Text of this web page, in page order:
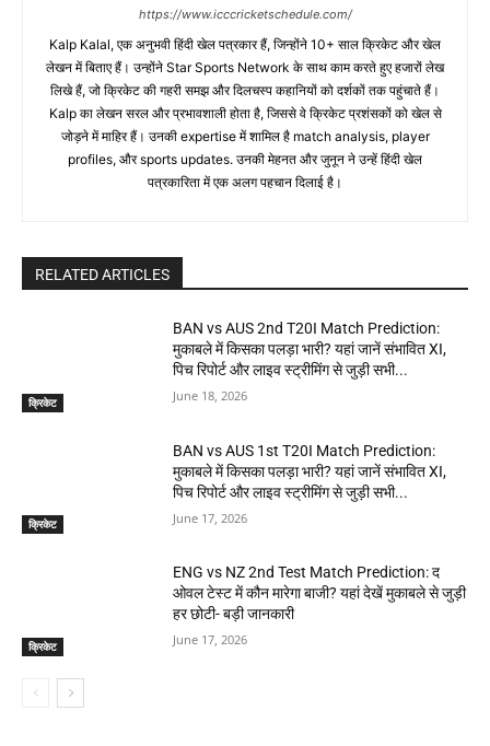
https://www.icccricketschedule.com/
Kalp Kalal, एक अनुभवी हिंदी खेल पत्रकार हैं, जिन्होंने 10+ साल क्रिकेट और खेल
लेखन में बिताए हैं। उन्होंने Star Sports Network के साथ काम करते हुए हजारों लेख
लिखे हैं, जो क्रिकेट की गहरी समझ और दिलचस्प कहानियों को दर्शकों तक पहुंचाते हैं।
Kalp का लेखन सरल और प्रभावशाली होता है, जिससे वे क्रिकेट प्रशंसकों को खेल से
जोड़ने में माहिर हैं। उनकी expertise में शामिल है match analysis, player
profiles, और sports updates. उनकी मेहनत और जुनून ने उन्हें हिंदी खेल
पत्रकारिता में एक अलग पहचान दिलाई है।
RELATED ARTICLES
क्रिकेट
BAN vs AUS 2nd T20I Match Prediction:
मुकाबले में किसका पलड़ा भारी? यहां जानें संभावित XI,
पिच रिपोर्ट और लाइव स्ट्रीमिंग से जुड़ी सभी...
June 18, 2026
क्रिकेट
BAN vs AUS 1st T20I Match Prediction:
मुकाबले में किसका पलड़ा भारी? यहां जानें संभावित XI,
पिच रिपोर्ट और लाइव स्ट्रीमिंग से जुड़ी सभी...
June 17, 2026
क्रिकेट
ENG vs NZ 2nd Test Match Prediction: द
ओवल टेस्ट में कौन मारेगा बाजी? यहां देखें मुकाबले से जुड़ी
हर छोटी- बड़ी जानकारी
June 17, 2026